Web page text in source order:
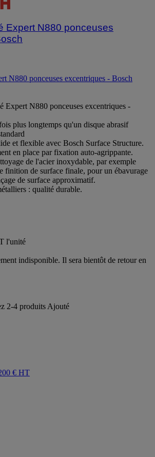
Expert N880 ponceuses
N880 ponceuses excentriques - Bosch
Expert N880 ponceuses excentriques -
plus longtemps qu'un disque abrasif
et flexible avec Bosch Surface Structure.
en place par fixation auto-agrippante.
de l'acier inoxydable, par exemple
finition de surface finale, pour un ébavurage
de surface approximatif.
: qualité durable.
l'unité
indisponible. Il sera bientôt de retour en
2-4 produits Ajouté
€ HT